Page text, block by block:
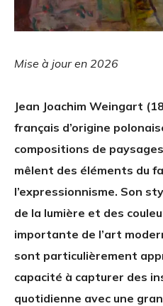
Mise à jour en 2026
Jean Joachim Weingart
français d’origine
compositions de
mêlent des éléments du
l’expressionnisme. Son
de la lumière et des
importante de l’art
sont particulièrement
capacité à capturer des
quotidienne avec une